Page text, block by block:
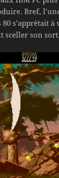
Bref,
80 s’apprêtait
sceller son sort.